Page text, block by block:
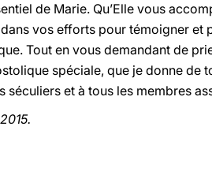
de Marie. Qu’Elle vous
vos efforts pour témoigner et
Tout en vous demandant de
spéciale, que je donne
séculiers et à tous les membres